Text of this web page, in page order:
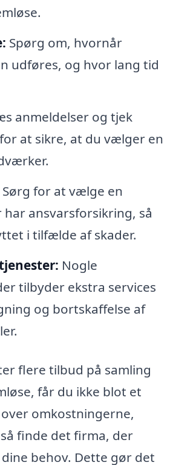
Spørg om, hvornår
udføres, og hvor lang tid
anmeldelser og tjek
at sikre, at du vælger en
Sørg for at vælge en
har ansvarsforsikring, så
i tilfælde af skader.
Nogle
tilbyder ekstra services
og bortskaffelse af
flere tilbud på samling
får du ikke blot et
omkostningerne,
finde det firma, der
behov. Dette gør det